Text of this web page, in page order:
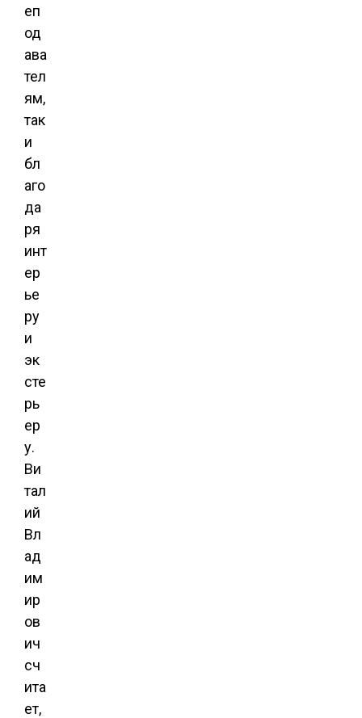
еп
од
ава
тел
ям,
так
и
бл
аго
да
ря
инт
ер
ье
ру
и
эк
сте
рь
ер
у.
Ви
тал
ий
Вл
ад
им
ир
ов
ич
сч
ита
ет,